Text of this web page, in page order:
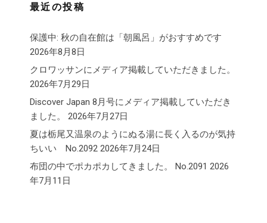
最近の投稿
保護中: 秋の自在館は「朝風呂」がおすすめです
2026年8月8日
クロワッサンにメディア掲載していただきました。
2026年7月29日
Discover Japan 8月号にメディア掲載していただき
ました。
2026年7月27日
夏は栃尾又温泉のようにぬる湯に長く入るのが気持
ちいい No.2092 2026年7月24日
布団の中でポカポカしてきました。 No.2091 2026
年7月11日